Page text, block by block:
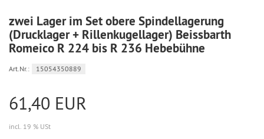
zwei Lager im Set obere Spindellagerung
(Drucklager + Rillenkugellager) Beissbarth
Romeico R 224 bis R 236 Hebebühne
Art.Nr.: 15054350889
61,40 EUR
incl. 19 % USt